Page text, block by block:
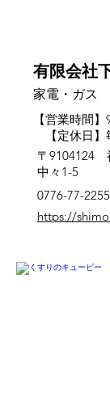
有限会社
家電・ガス
【営業時間
【定休日】
〒9104124
中々1-5
0776-77-2255
https://